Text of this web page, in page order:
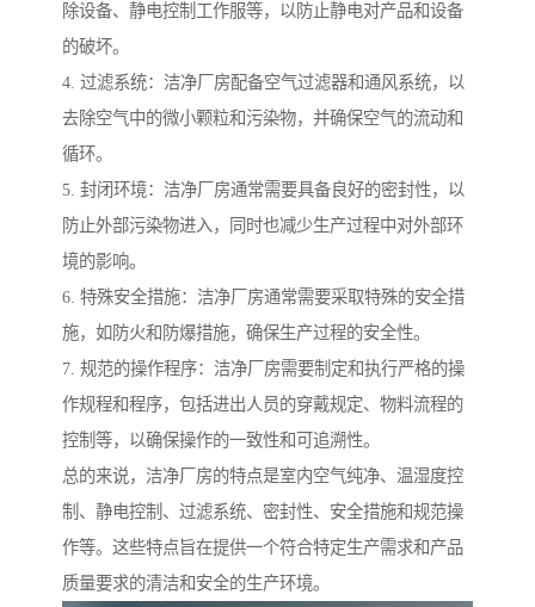
除设备、静电控制工作服等，以防止静电对产品和设备
的破坏。
4. 过滤系统：洁净厂房配备空气过滤器和通风系统，以
去除空气中的微小颗粒和污染物，并确保空气的流动和
循环。
5. 封闭环境：洁净厂房通常需要具备良好的密封性，以
防止外部污染物进入，同时也减少生产过程中对外部环
境的影响。
6. 特殊安全措施：洁净厂房通常需要采取特殊的安全措
施，如防火和防爆措施，确保生产过程的安全性。
7. 规范的操作程序：洁净厂房需要制定和执行严格的操
作规程和程序，包括进出人员的穿戴规定、物料流程的
控制等，以确保操作的一致性和可追溯性。
总的来说，洁净厂房的特点是室内空气纯净、温湿度控
制、静电控制、过滤系统、密封性、安全措施和规范操
作等。这些特点旨在提供一个符合特定生产需求和产品
质量要求的清洁和安全的生产环境。